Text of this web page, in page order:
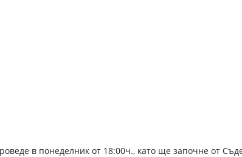
в понеделник от 18:00ч., като ще започне от